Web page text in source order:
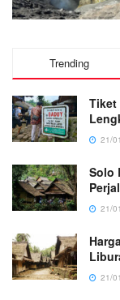
Trending
Tiket
21/
Solo
21/
21/